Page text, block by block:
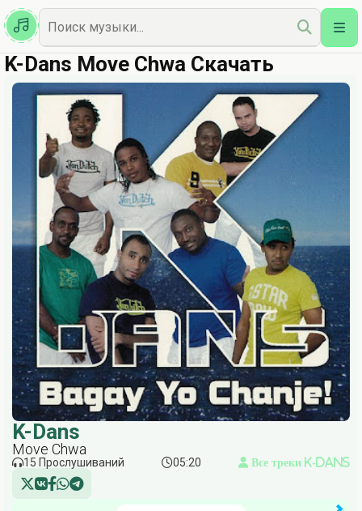
Казахская
Наш Топ
K-Dans Move Chwa Скачать
K-Dans
Move Chwa
15 Прослушиваний 05:20 Все треки K-Dans